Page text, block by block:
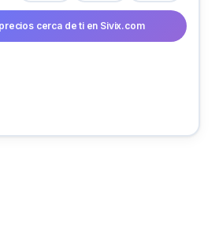
cerca de ti en Sivix.com